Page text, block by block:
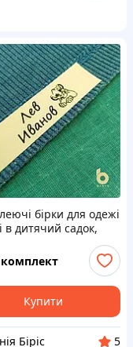
бірки для одежі
в дитячий садок,
комплект
Купити
Біріс
5